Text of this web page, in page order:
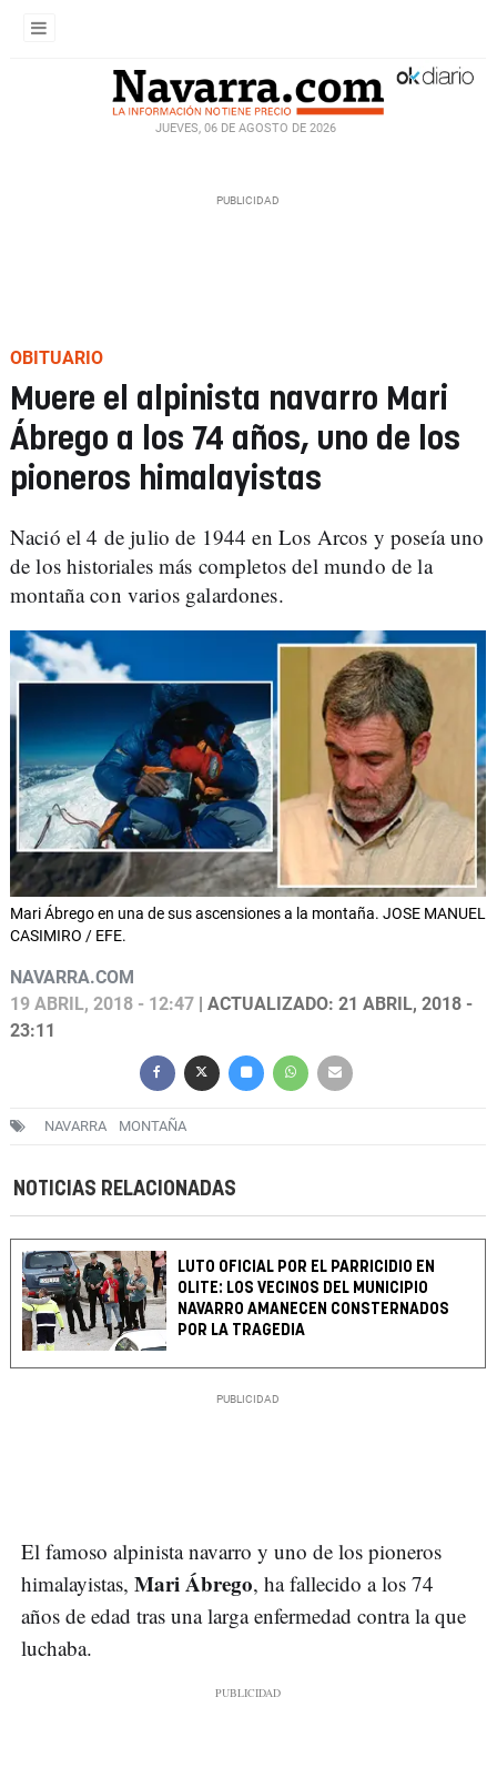
JUEVES, 06 DE AGOSTO DE 2026
OBITUARIO
Muere el alpinista navarro Mari
Ábrego a los 74 años, uno de los
pioneros himalayistas
Nació el 4 de julio de 1944 en Los Arcos y poseía uno
de los historiales más completos del mundo de la
montaña con varios galardones.
Mari Ábrego en una de sus ascensiones a la montaña. JOSE MANUEL
CASIMIRO / EFE.
NAVARRA.COM
19 ABRIL, 2018 - 12:47 | ACTUALIZADO: 21 ABRIL, 2018 -
23:11
NAVARRA MONTAÑA
NOTICIAS RELACIONADAS
LUTO OFICIAL POR EL PARRICIDIO EN
OLITE: LOS VECINOS DEL MUNICIPIO
NAVARRO AMANECEN CONSTERNADOS
POR LA TRAGEDIA
El famoso alpinista navarro y uno de los pioneros
himalayistas, Mari Ábrego, ha fallecido a los 74
años de edad tras una larga enfermedad contra la que
luchaba.